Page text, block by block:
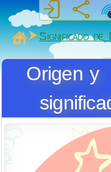
MiSabueso
Significado de
Origen y